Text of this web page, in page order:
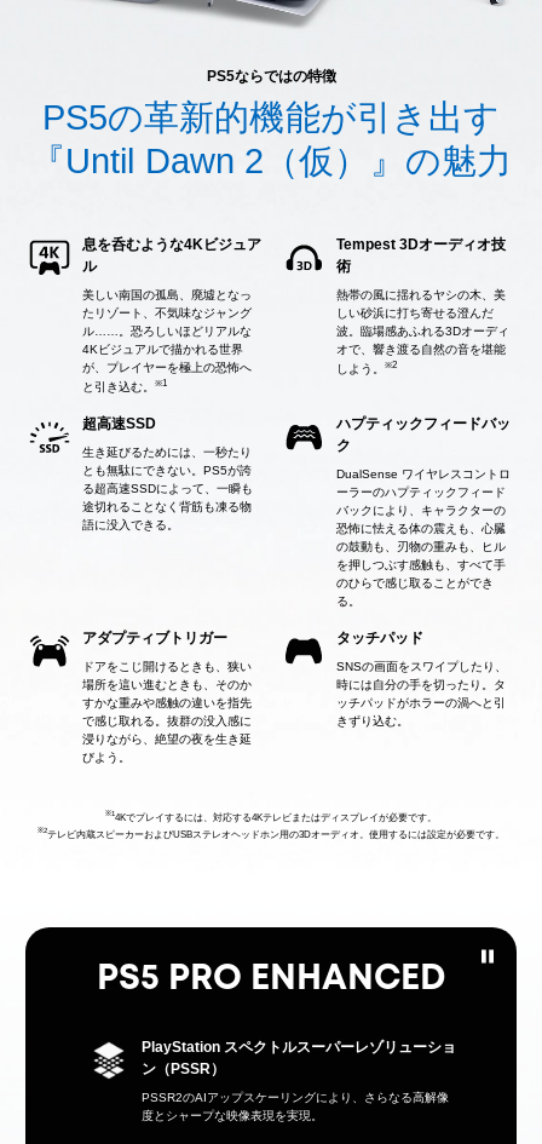
PS5ならではの特徴
PS5の革新的機能が引き出す
『Until Dawn 2（仮）』の魅力
息を呑むような4Kビジュア
ル
美しい南国の孤島、廃墟となっ
たリゾート、不気味なジャング
ル……。恐ろしいほどリアルな
4Kビジュアルで描かれる世界
が、プレイヤーを極上の恐怖へ
と引き込む。
※1
Tempest 3Dオーディオ技
術
熱帯の風に揺れるヤシの木、美
しい砂浜に打ち寄せる澄んだ
波。臨場感あふれる3Dオーディ
オで、響き渡る自然の音を堪能
しよう。
※2
超高速SSD
生き延びるためには、一秒たり
とも無駄にできない。PS5が誇
る超高速SSDによって、一瞬も
途切れることなく背筋も凍る物
語に没入できる。
ハプティックフィードバッ
ク
DualSense ワイヤレスコントロ
ーラーのハプティックフィード
バックにより、キャラクターの
恐怖に怯える体の震えも、心臓
の鼓動も、刃物の重みも、ヒル
を押しつぶす感触も、すべて手
のひらで感じ取ることができ
る。
アダプティブトリガー
ドアをこじ開けるときも、狭い
場所を這い進むときも、そのか
すかな重みや感触の違いを指先
で感じ取れる。抜群の没入感に
浸りながら、絶望の夜を生き延
びよう。
タッチパッド
SNSの画面をスワイプしたり、
時には自分の手を切ったり。タ
ッチパッドがホラーの渦へと引
きずり込む。
※14Kでプレイするには、対応する4Kテレビまたはディスプレイが必要です。
※2テレビ内蔵スピーカーおよびUSBステレオヘッドホン用の3Dオーディオ。使用するには設定が必要です。
PS5 PRO ENHANCED
PlayStation スペクトルスーパーレゾリューショ
ン（PSSR）
PSSR2のAIアップスケーリングにより、さらなる高解像
度とシャープな映像表現を実現。